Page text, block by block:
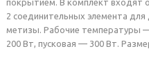
2 соединительных элемента
метизы. Рабочие температуры
200 Вт, пусковая — 300 Вт.